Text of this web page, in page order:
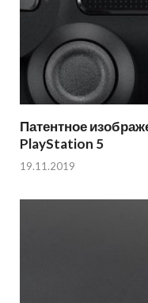
Патентное
PlayStation 5
19.11.2019